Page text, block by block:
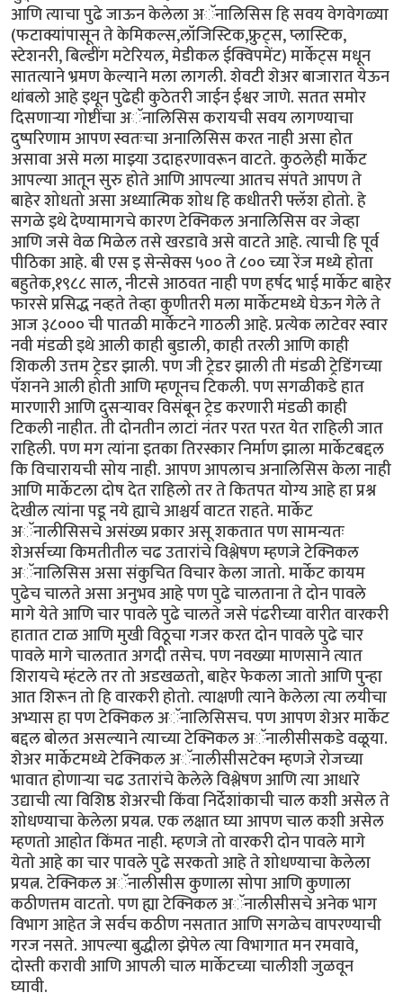
आणि त्याचा पुढे जाऊन केलेला अॅनालिसिस हि सवय वेगवेगळ्या
(फटाक्यांपासून ते केमिकल्स,लॉजिस्टिक,फ्रुट्स, प्लास्टिक,
स्टेशनरी, बिल्डींग मटेरियल, मेडीकल ईक्विपमेंट) मार्केट्स मधून
सातत्याने भ्रमण केल्याने मला लागली. शेवटी शेअर बाजारात येऊन
थांबलो आहे इथून पुढेही कुठेतरी जाईन ईश्वर जाणे. सतत समोर
दिसणाऱ्या गोष्टींचा अॅनालिसिस करायची सवय लागण्याचा
दुष्परिणाम आपण स्वतःचा अनालिसिस करत नाही असा होत
असावा असे मला माझ्या उदाहरणावरून वाटते. कुठलेही मार्केट
आपल्या आतून सुरु होते आणि आपल्या आतच संपते आपण ते
बाहेर शोधतो असा अध्यात्मिक शोध हि कधीतरी फ्लॅश होतो. हे
सगळे इथे देण्यामागचे कारण टेक्निकल अनालिसिस वर जेव्हा
आणि जसे वेळ मिळेल तसे खरडावे असे वाटते आहे. त्याची हि पूर्व
पीठिका आहे. बी एस इ सेन्सेक्स ५०० ते ८०० च्या रेंज मध्ये होता
बहुतेक,१९८८ साल, नीटसे आठवत नाही पण हर्षद भाई मार्केट बाहेर
फारसे प्रसिद्ध नव्हते तेव्हा कुणीतरी मला मार्केटमध्ये घेऊन गेले ते
आज ३८००० ची पातळी मार्केटने गाठली आहे. प्रत्येक लाटेवर स्वार
नवी मंडळी इथे आली काही बुडाली, काही तरली आणि काही
शिकली उत्तम ट्रेडर झाली. पण जी ट्रेडर झाली ती मंडळी ट्रेडिंगच्या
पॅशनने आली होती आणि म्हणूनच टिकली. पण सगळीकडे हात
मारणारी आणि दुसऱ्यावर विसंबून ट्रेड करणारी मंडळी काही
टिकली नाहीत. ती दोनतीन लाटां नंतर परत परत येत राहिली जात
राहिली. पण मग त्यांना इतका तिरस्कार निर्माण झाला मार्केटबद्दल
कि विचारायची सोय नाही. आपण आपलाच अनालिसिस केला नाही
आणि मार्केटला दोष देत राहिलो तर ते कितपत योग्य आहे हा प्रश्न
देखील त्यांना पडू नये ह्याचे आश्चर्य वाटत राहते. मार्केट
अॅनालीसिसचे असंख्य प्रकार असू शकतात पण सामन्यतः
शेअर्सच्या किमतीतील चढ उतारांचे विश्लेषण म्हणजे टेक्निकल
अॅनालिसिस असा संकुचित विचार केला जातो. मार्केट कायम
पुढेच चालते असा अनुभव आहे पण पुढे चालताना ते दोन पावले
मागे येते आणि चार पावले पुढे चालते जसे पंढरीच्या वारीत वारकरी
हातात टाळ आणि मुखी विठूचा गजर करत दोन पावले पुढे चार
पावले मागे चालतात अगदी तसेच. पण नवख्या माणसाने त्यात
शिरायचे म्हंटले तर तो अडखळतो, बाहेर फेकला जातो आणि पुन्हा
आत शिरून तो हि वारकरी होतो. त्याक्षणी त्याने केलेला त्या लयीचा
अभ्यास हा पण टेक्निकल अॅनालिसिसच. पण आपण शेअर मार्केट
बद्दल बोलत असल्याने त्याच्या टेक्निकल अॅनालीसीसकडे वळूया.
शेअर मार्केटमध्ये टेक्निकल अॅनालीसीसटेक्न म्हणजे रोजच्या
भावात होणाऱ्या चढ उतारांचे केलेले विश्लेषण आणि त्या आधारे
उद्याची त्या विशिष्ठ शेअरची किंवा निर्देशांकाची चाल कशी असेल ते
शोधण्याचा केलेला प्रयत्न. एक लक्षात घ्या आपण चाल कशी असेल
म्हणतो आहोत किंमत नाही. म्हणजे तो वारकरी दोन पावले मागे
येतो आहे का चार पावले पुढे सरकतो आहे ते शोधण्याचा केलेला
प्रयत्न. टेक्निकल अॅनालीसीस कुणाला सोपा आणि कुणाला
कठीणत्तम वाटतो. पण ह्या टेक्निकल अॅनालीसीसचे अनेक भाग
विभाग आहेत जे सर्वच कठीण नसतात आणि सगळेच वापरण्याची
गरज नसते. आपल्या बुद्धीला झेपेल त्या विभागात मन रमवावे,
दोस्ती करावी आणि आपली चाल मार्केटच्या चालीशी जुळवून
घ्यावी.